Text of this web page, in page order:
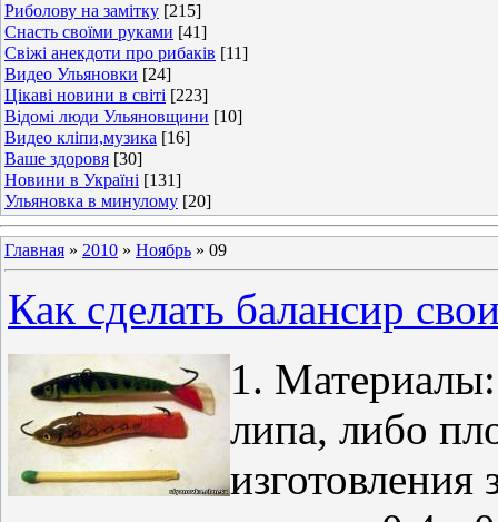
Риболову на замітку [215]
Снасть своїми руками [41]
Свіжі анекдоти про рибаків [11]
Видео Ульяновки [24]
Цікаві новини в світі [223]
Відомі люди Ульяновщини [10]
Видео кліпи,музика [16]
Ваше здоровя [30]
Новини в Україні [131]
Ульяновка в минулому [20]
Главная » 2010 » Ноябрь » 09
Как сделать балансир
1.
липа, либо
изготовления